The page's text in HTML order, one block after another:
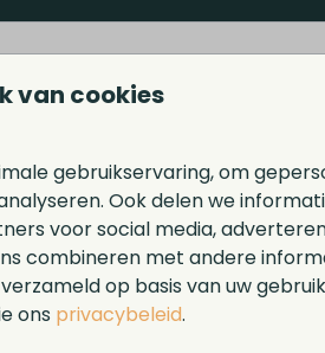
van cookies
gebruikservaring, om
Ook delen we
voor social media,
combineren met andere
op basis van uw
ons privacybeleid.